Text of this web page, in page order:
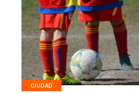
LEER MAS
CIUDAD